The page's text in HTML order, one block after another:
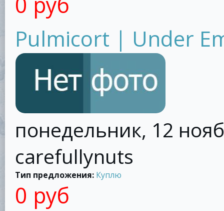
Pulmicort | Under
понедельник, 12
carefullynuts
Тип предложения: Куплю
0 руб